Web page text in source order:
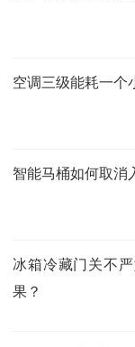
空调三级能耗一个
智能马桶如何取消
冰箱冷藏门关不
果？